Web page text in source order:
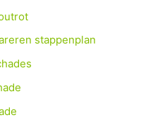
stappenplan